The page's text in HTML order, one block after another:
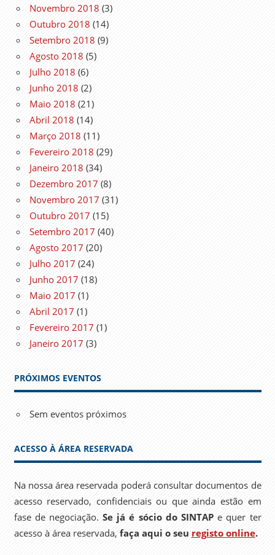
Novembro 2018 (3)
Outubro 2018 (14)
Setembro 2018 (9)
Agosto 2018 (5)
Julho 2018 (6)
Junho 2018 (2)
Maio 2018 (21)
Abril 2018 (14)
Março 2018 (11)
Fevereiro 2018 (29)
Janeiro 2018 (34)
Dezembro 2017 (8)
Novembro 2017 (31)
Outubro 2017 (15)
Setembro 2017 (40)
Agosto 2017 (20)
Julho 2017 (24)
Junho 2017 (18)
Maio 2017 (1)
Abril 2017 (1)
Fevereiro 2017 (1)
Janeiro 2017 (3)
PRÓXIMOS EVENTOS
Sem eventos próximos
ACESSO À ÁREA RESERVADA
Na nossa área reservada poderá consultar documentos de
acesso reservado, confidenciais ou que ainda estão em
fase de negociação.Se já é sócio do SINTAPe quer ter
acesso à área reservada, faça aqui o seu registo online.